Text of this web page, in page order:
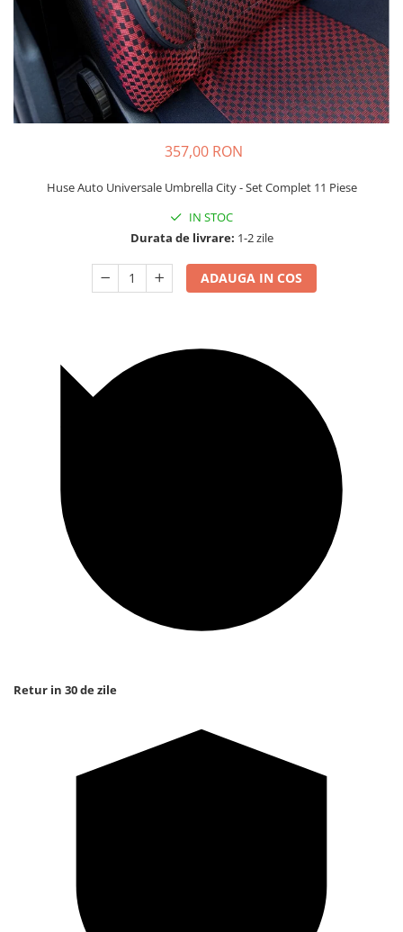
Accesorii Electronice Auto
Incarcatoare Auto
Accesorii pentru Roti si Anvelope
Husa Anvelope
357,00 RON
Huse Auto Universale Umbrella City - Set Complet 11 Piese
IN STOC
Durata de livrare: 1-2 zile
ADAUGA IN COS
Retur in 30 de zile